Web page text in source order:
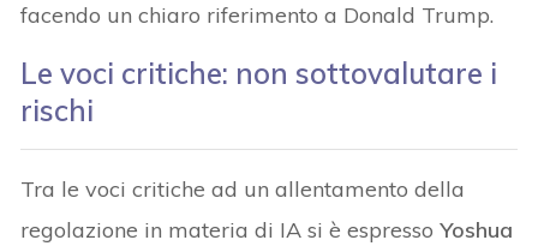
facendo un chiaro riferimento a Donald Trump.
Le voci critiche: non sottovalutare i
rischi
Tra le voci critiche ad un allentamento della
regolazione in materia di IA si è espressoYoshua